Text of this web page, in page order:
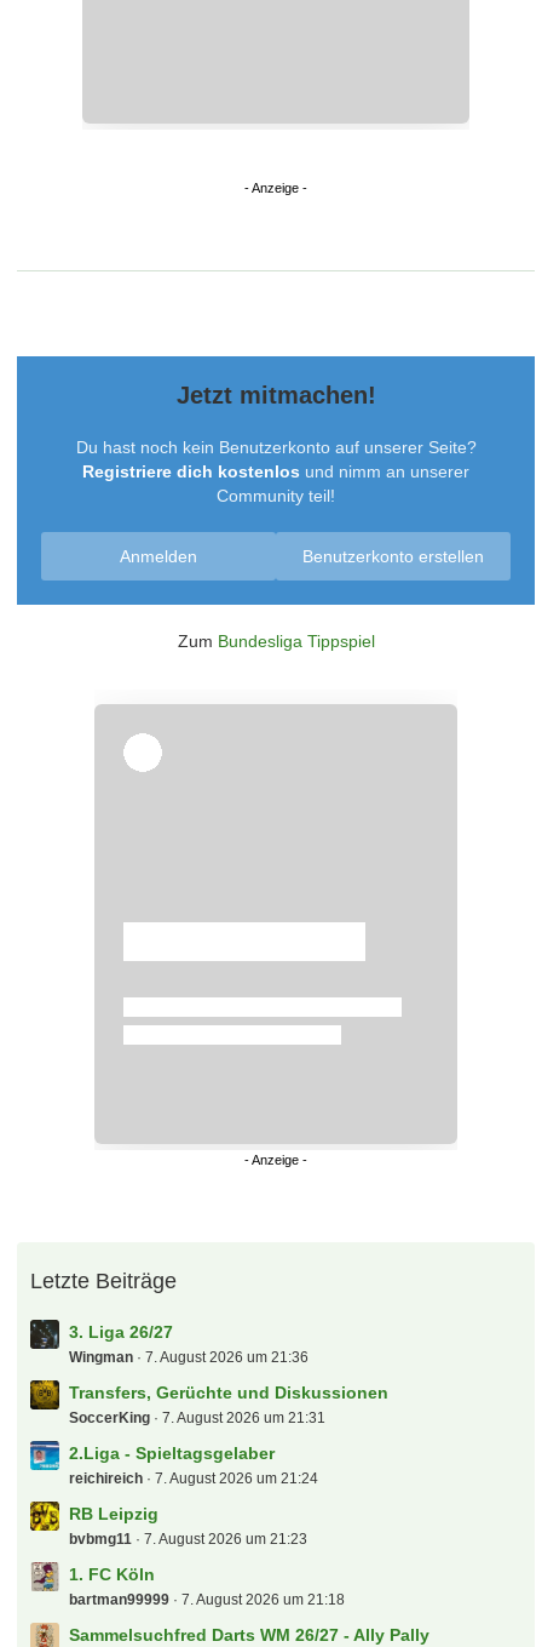
Jetzt mitmachen!
Du hast noch kein Benutzerkonto auf unserer Seite?
Registriere dich kostenlos und nimm an unserer
Community teil!
Benutzerkonto erstellen
Anmelden
Zum Bundesliga Tippspiel
Letzte Beiträge
3. Liga 26/27
Wingman 7. August 2026 um 21:36
Transfers, Gerüchte und Diskussionen
SoccerKing 7. August 2026 um 21:31
2.Liga - Spieltagsgelaber
reichireich 7. August 2026 um 21:24
RB Leipzig
bvbmg11 7. August 2026 um 21:23
1. FC Köln
bartman99999 7. August 2026 um 21:18
Sammelsuchfred Darts WM 26/27 - Ally Pally